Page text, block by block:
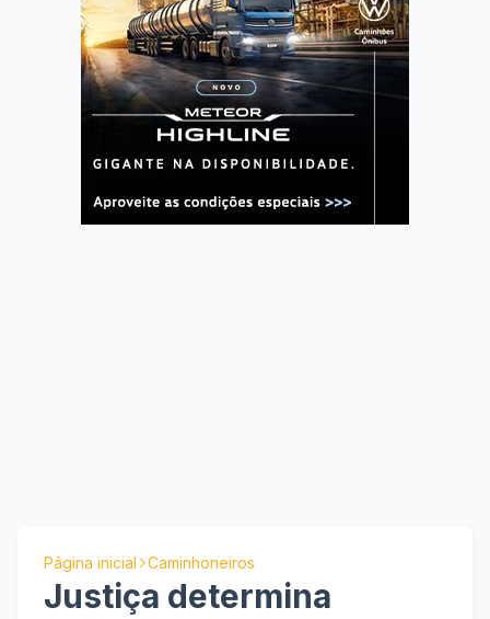
Página inicial Caminhoneiros
Justiça determina